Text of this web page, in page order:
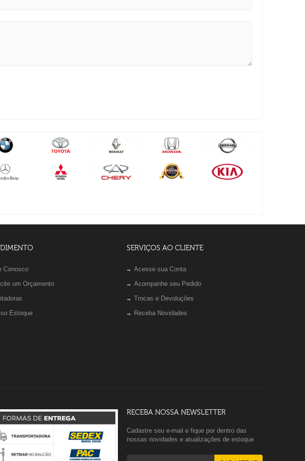
Conosco
um Orçamento
Estoque
SERVIÇOS AO CLIENTE
Acesse sua Conta
Acompanhe seu Pedido
Trocas e Devoluções
Receba Novidades
RECEBA NOSSA NEWSLETTER
Cadastre seu e-mail e fique por dentro das
nossas novidades e atualizações de estoque